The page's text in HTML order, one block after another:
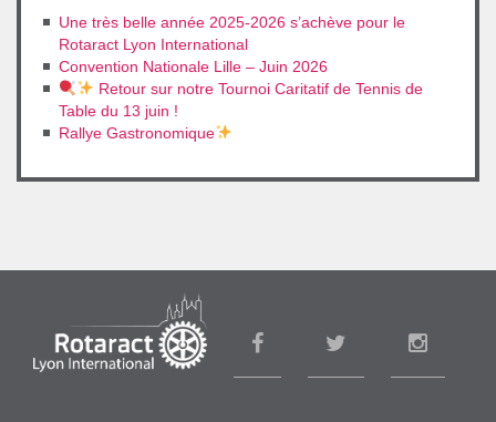
Une très belle année 2025-2026 s’achève pour le
Rotaract Lyon International
Convention Nationale Lille – Juin 2026
Retour sur notre Tournoi Caritatif de Tennis de
Table du 13 juin !
Rallye Gastronomique